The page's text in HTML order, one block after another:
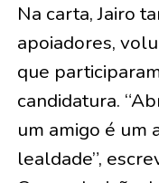
Na carta, Jairo
apoiadores,
que
candidatura.
um amigo é um
lealdade”,